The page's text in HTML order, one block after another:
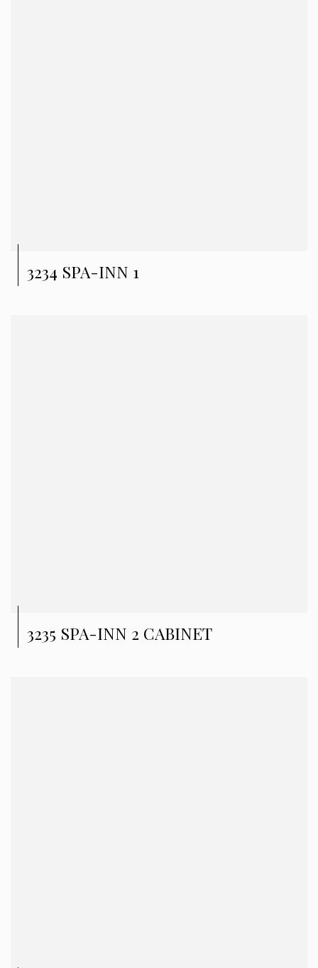
3234 SPA-INN 1
3235 SPA-INN 2 CABINET